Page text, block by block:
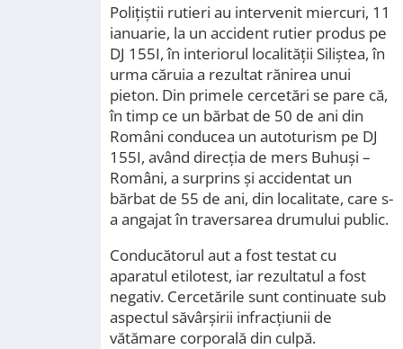
Polițiștii rutieri au intervenit miercuri, 11
ianuarie, la un accident rutier produs pe
DJ 155I, în interiorul localităţii Siliştea, în
urma căruia a rezultat rănirea unui
pieton. Din primele cercetări se pare că,
în timp ce un bărbat de 50 de ani din
Români conducea un autoturism pe DJ
155I, având direcţia de mers Buhuşi –
Români, a surprins şi accidentat un
bărbat de 55 de ani, din localitate, care s-
a angajat în traversarea drumului public.
Conducătorul aut a fost testat cu
aparatul etilotest, iar rezultatul a fost
negativ. Cercetările sunt continuate sub
aspectul săvârşirii infracţiunii de
vătămare corporală din culpă.